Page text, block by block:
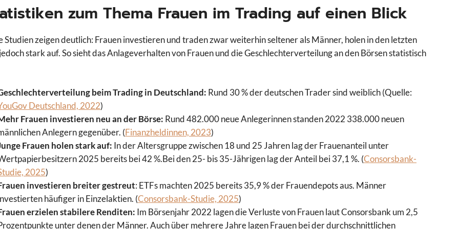
zum Thema Frauen im Trading auf einen Blick
Studien zeigen deutlich: Frauen investieren und traden zwar weiterhin seltener als Männer, holen in den letzten
stark auf. So sieht das Anlageverhalten von Frauen und die Geschlechterverteilung an den Börsen statistisch
beim Trading in Deutschland: Rund 30 % der deutschen Trader sind weiblich (Quelle:
Deutschland, 2022)
Frauen investieren neu an der Börse: Rund 482.000 neue Anlegerinnen standen 2022 338.000 neuen
Anlegern gegenüber. (Finanzheldinnen, 2023)
Frauen holen stark auf: In der Altersgruppe zwischen 18 und 25 Jahren lag der Frauenanteil unter
2025 bereits bei 42 %.Bei den 25- bis 35-Jährigen lag der Anteil bei 37,1 %. (Consorsbank-
2025)
investieren breiter gestreut: ETFs machten 2025 bereits 35,9 % der Frauendepots aus. Männer
häufiger in Einzelaktien. (Consorsbank-Studie, 2025)
erzielen stabilere Renditen: Im Börsenjahr 2022 lagen die Verluste von Frauen laut Consorsbank um 2,5
unter denen der Männer. Auch über mehrere Jahre lagen Frauen bei der durchschnittlichen